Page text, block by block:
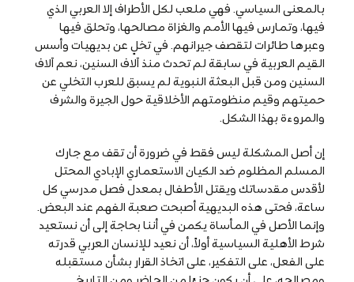
بالمعنى السياسي. فهي ملعب لكل الأطراف إلا العربي الذي
فيها، وتمارس فيها الأمم والغزاة مصالحها، وتحلق فيها
وعبرها طائرات لتقصف جيرانهم. في تخلٍ عن بديهيات وأسس
القيم العربية في سابقة لم تحدث منذ آلاف السنين، نعم آلاف
السنين ومن قبل البعثة النبوية لم يسبق للعرب التخلي عن
حميتهم وقيم منظومتهم الأخلاقية حول الجيرة والشرف
والمروءة بهذا الشكل.
إن أصل المشكلة ليس فقط في ضرورة أن تقف مع جارك
المسلم المظلوم ضد الكيان الاستعماري الإبادي المحتل
لأقدس مقدساتك ويقتل الأطفال بمعدل فصل مدرسي كل
ساعة، فحتى هذه البديهية أصبحت صعبة الفهم عند البعض.
وإنما الأصل في المأساة يكمن في أننا بحاجة إلى أن نستعيد
شرط الأهلية السياسية أولاً، أن نعيد للإنسان العربي قدرته
على الفعل، على التفكير، على اتخاذ القرار بشأن مستقبله